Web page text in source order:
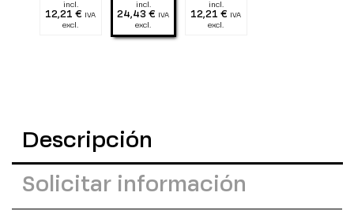
incl.
12,21 €
IVA
excl.
incl.
24,43 €
IVA
excl.
incl.
12,21 €
IVA
excl.
Descripción
Solicitar información